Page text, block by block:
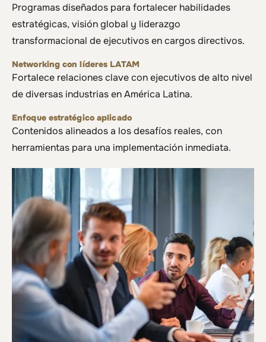
Programas diseñados para fortalecer habilidades
estratégicas, visión global y liderazgo
transformacional de ejecutivos en cargos directivos.
Networking con líderes LATAM
Fortalece relaciones clave con ejecutivos de alto nivel
de diversas industrias en América Latina.
Enfoque estratégico aplicado
Contenidos alineados a los desafíos reales, con
herramientas para una implementación inmediata.